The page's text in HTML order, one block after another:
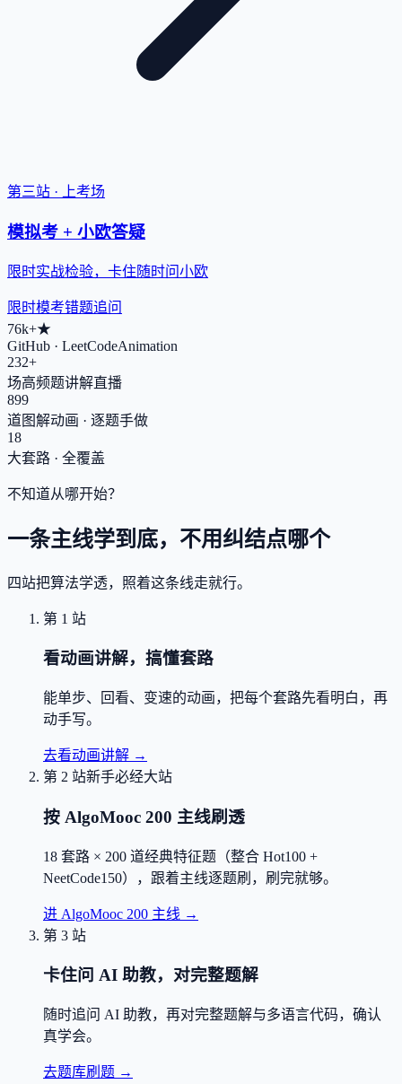
第三站 · 上考场
模拟考 + 小欧答疑
限时实战检验，卡住随时问小欧
限时模考错题追问
76k+★
GitHub · LeetCodeAnimation
232+
场高频题讲解直播
899
道图解动画 · 逐题手做
18
大套路 · 全覆盖
不知道从哪开始？
一条主线学到底，不用纠结点哪个
四站把算法学透，照着这条线走就行。
第 1 站
看动画讲解，搞懂套路
能单步、回看、变速的动画，把每个套路先看明白，再
动手写。
去看动画讲解 →
第 2 站新手必经大站
按 AlgoMooc 200 主线刷透
18 套路 × 200 道经典特征题（整合 Hot100 +
NeetCode150），跟着主线逐题刷，刷完就够。
进 AlgoMooc 200 主线 →
第 3 站
卡住问 AI 助教，对完整题解
随时追问 AI 助教，再对完整题解与多语言代码，确认
真学会。
去题库刷题 →